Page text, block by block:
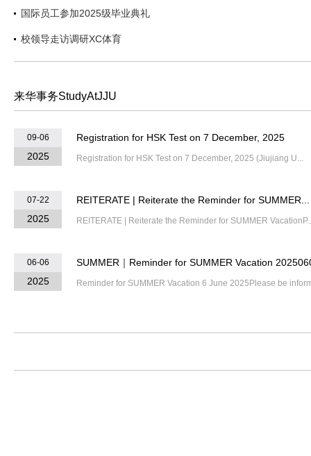
国际员工参加2025级毕业典礼
校领导走访调研XC体育
来华事务StudyAtJJU
09-06
2025
Registration for HSK Test on 7 December, 2025
Registration for HSK Test on 7 December, 2025 (Jiujiang U...
07-22
2025
REITERATE | Reiterate the Reminder for SUMMER...
​REITERATE | Reiterate the Reminder for SUMMER
06-06
2025
SUMMER｜Reminder for SUMMER Vacation
Reminder for SUMMER Vacation 6 June 2025Please be